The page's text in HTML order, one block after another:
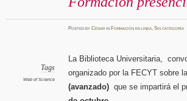
PostedbyCésar inFormación en línea ,Sin categoría
Tags
Web of Science
La Biblioteca Universitaria,
organizado por la FECYT sobre la
(avanzado)que se impartirá el